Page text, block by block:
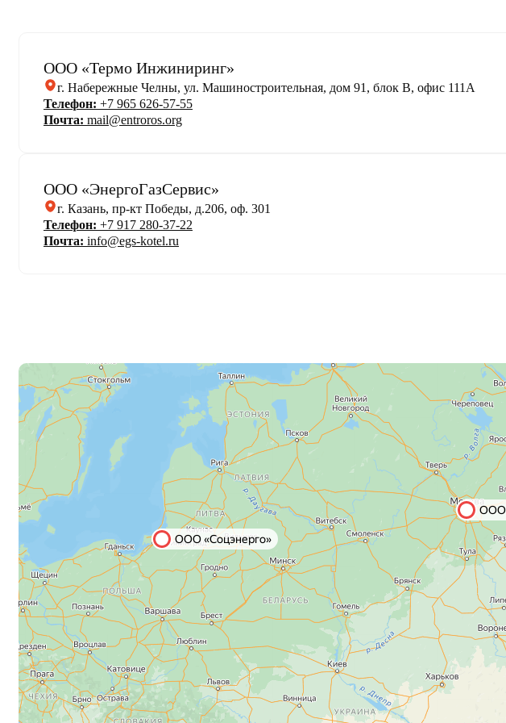
ООО «Термо Инжиниринг»
г. Набережные Челны, ул. Машиностроительная, дом 91, блок В, офис 111А
Телефон: +7 965 626-57-55
Почта: mail@entroros.org
ООО «ЭнергоГазСервис»
г. Казань, пр-кт Победы, д.206, оф. 301
Телефон: +7 917 280-37-22
Почта: info@egs-kotel.ru